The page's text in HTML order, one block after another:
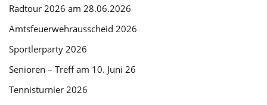
Radtour 2026 am 28.06.2026
Amtsfeuerwehrausscheid 2026
Sportlerparty 2026
Senioren – Treff am 10. Juni 26
Tennisturnier 2026